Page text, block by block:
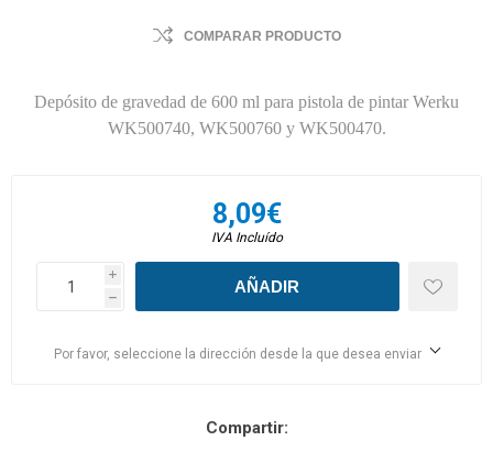
COMPARAR PRODUCTO
Depósito de gravedad de 600 ml para pistola de pintar Werku
WK500740, WK500760 y WK500470.
8,09€
IVA Incluído
i
h
Por favor, seleccione la dirección desde la que desea enviar
Compartir: